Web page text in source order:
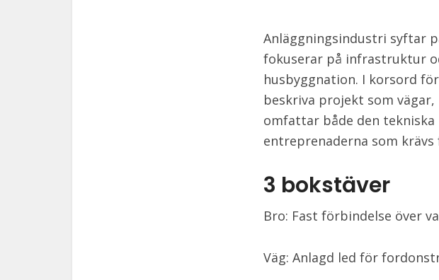
Anläggningsindustri syftar
fokuserar på infrastruktur
husbyggnation. I korsord
beskriva projekt som
omfattar både den
entreprenaderna som
3 bokstäver
Bro: Fast förbindelse över
Väg: Anlagd led för